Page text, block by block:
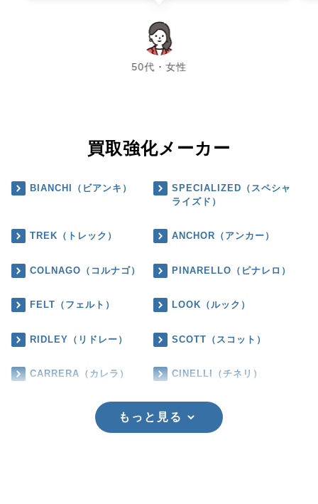
50代・女性
chevron_left chevron_right
買取強化メーカー
BIANCHI（ビアンキ）
SPECIALIZED（スペシャ
ライズド）
TREK（トレック） ANCHOR（アンカー）
COLNAGO（コルナゴ） PINARELLO（ピナレロ）
FELT（フェルト） LOOK（ルック）
RIDLEY（リドレー） SCOTT（スコット）
CARRERA（カレラ） CINELLI（チネリ）
もっと見る